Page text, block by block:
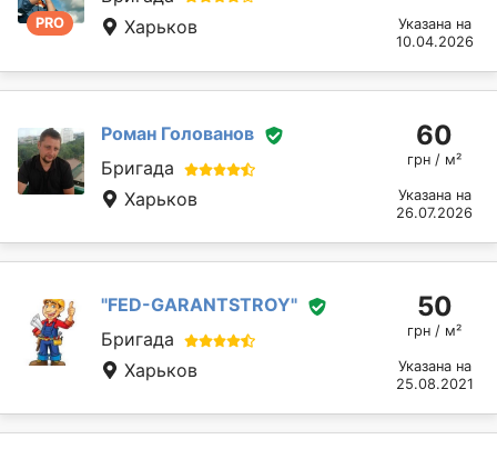
PRO
Харьков
Указана на
10.04.2026
Роман Голованов
Бригада
Харьков
60
грн / м²
Указана на
26.07.2026
"FED-GARANTSTROY"
Бригада
Харьков
50
грн / м²
Указана на
25.08.2021